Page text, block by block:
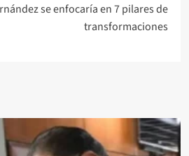
se enfocaría en 7 pilares de
transformaciones